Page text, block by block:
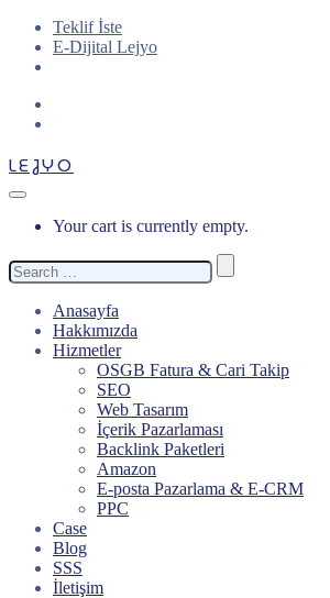
Teklif İste
E-Dijital Lejyo
LEJYO
Your cart is currently empty.
Search
for:
Anasayfa
Hakkımızda
Hizmetler
OSGB Fatura & Cari Takip
SEO
Web Tasarım
İçerik Pazarlaması
Backlink Paketleri
Amazon
E-posta Pazarlama & E-CRM
PPC
Case
Blog
SSS
İletişim